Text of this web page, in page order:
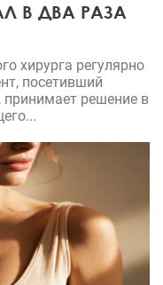
В ДВА РАЗА
хирурга регулярно
посетивший
принимает решение в